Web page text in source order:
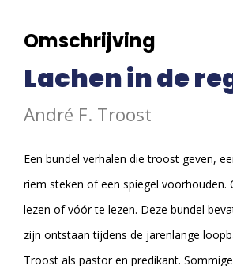
Omschrijving
Lachen in de
André F. Troost
Een bundel verhalen die troost geven,
riem steken of een spiegel voorhouden.
lezen of vóór te lezen. Deze bundel
zijn ontstaan tijdens de jarenlange
Troost als pastor en predikant.